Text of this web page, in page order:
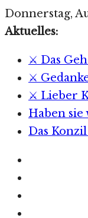
Zum
Inhalt
Donnerstag,
Aktuelles:
⚔️ Das
⚔️
⚔️ Lieber
Haben
Das